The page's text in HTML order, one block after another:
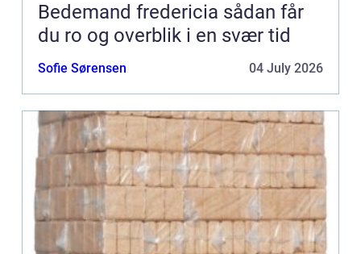
Bedemand fredericia sådan får
du ro og overblik i en svær tid
Sofie Sørensen 04 July 2026